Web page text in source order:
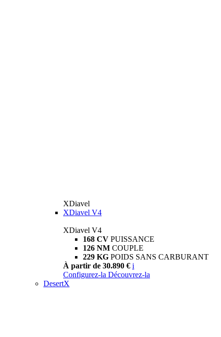
XDiavel
XDiavel V4
XDiavel V4
168 CV PUISSANCE
126 NM COUPLE
229 KG POIDS SANS CARBURANT
À partir de 30.890 € i
Configurez-la Découvrez-la
DesertX